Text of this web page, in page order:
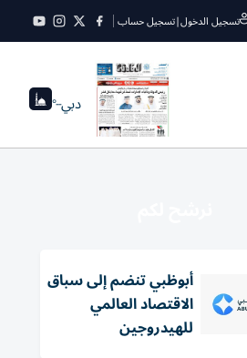
تسجيل الدخول|تسجيل حساب
دبي--°
أبوظبي تنضم إلى سباق
الاقتصاد العالمي
للهيدروجين